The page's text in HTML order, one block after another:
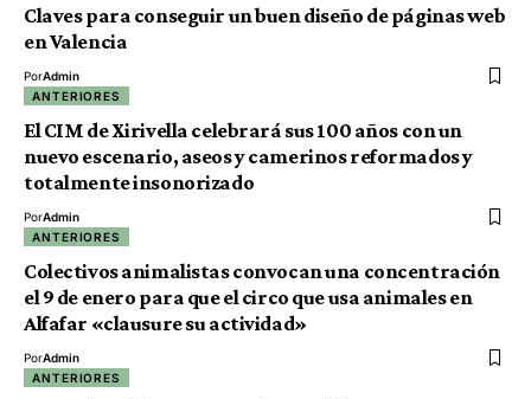
Claves para conseguir un buen diseño de páginas web
en Valencia
PorAdmin
ANTERIORES
El CIM de Xirivella celebrará sus 100 años con un
nuevo escenario, aseos y camerinos reformados y
totalmente insonorizado
PorAdmin
ANTERIORES
Colectivos animalistas convocan una concentración
el 9 de enero para que el circo que usa animales en
Alfafar «clausure su actividad»
PorAdmin
ANTERIORES